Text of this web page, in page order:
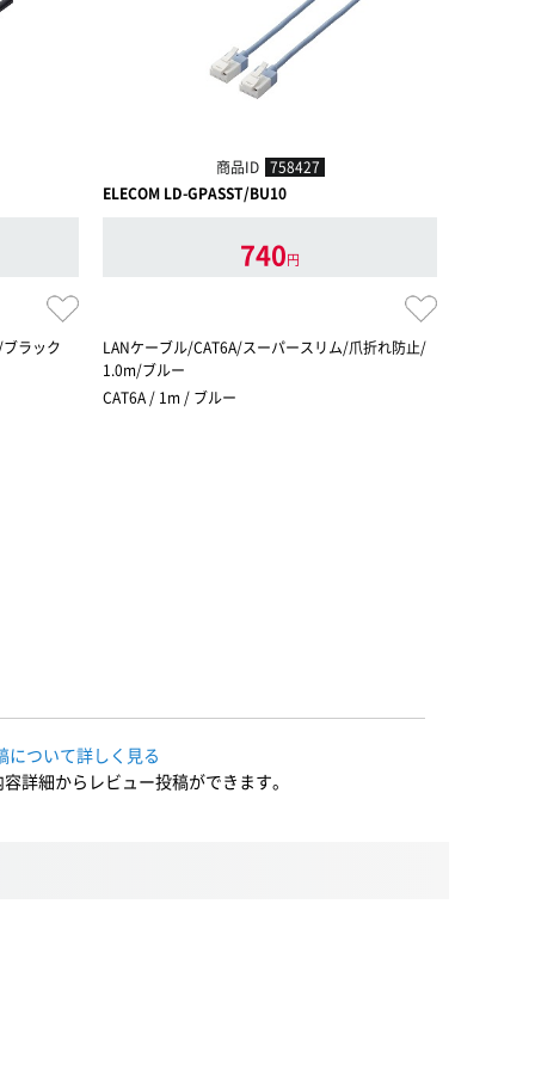
ラック
商品ID 758427
ELECOM LD-GPASST/BU10
740円
LANケーブル/CAT6A/スーパースリム/爪折れ防止/
1.0m/ブルー
CAT6A / 1m / ブルー
について詳しく見る
詳細からレビュー投稿ができます。